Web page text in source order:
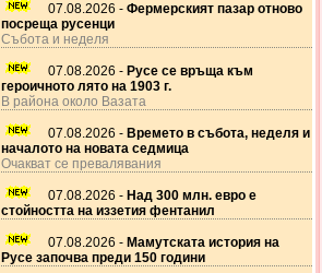
07.08.2026 - Фермерският пазар отново
посреща русенци
Събота и неделя
07.08.2026 - Русе се връща към
героичното лято на 1903 г.
В района около Вазата
07.08.2026 - Времето в събота, неделя и
началото на новата седмица
Очакват се превалявания
07.08.2026 - Над 300 млн. евро е
стойността на иззетия фентанил
07.08.2026 - Мамутската история на
Русе започва преди 150 години